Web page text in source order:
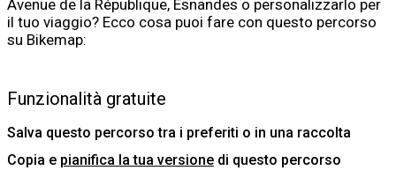
Avenue de la République, Esnandes o personalizzarlo per
il tuo viaggio? Ecco cosa puoi fare con questo percorso
su Bikemap:
Funzionalità gratuite
Salva questo percorso tra i preferiti o in una raccolta
Copia e pianifica la tua versione di questo percorso